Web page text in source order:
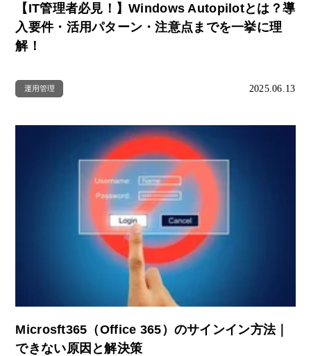
【IT管理者必見！】Windows Autopilotとは？導
入要件・活用パターン・注意点までを一挙に理
解！
運用管理 2025.06.13
Microsft365（Office 365）のサインイン方法｜
できない原因と解決策